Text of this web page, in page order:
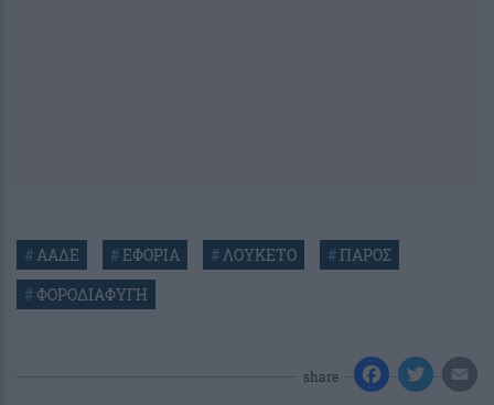
#ΑΑΔΕ #ΕΦΟΡΙΑ #ΛΟΥΚΕΤΟ #ΠΑΡΟΣ
#ΦΟΡΟΔΙΑΦΥΓΗ
share